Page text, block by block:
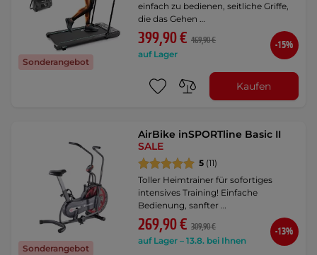
Sonderangebot
einfach zu bedienen, seitliche Griffe,
die das Gehen …
399,90 € 469,90 €
auf Lager
-15%
Kaufen
Sonderangebot
AirBike inSPORTline Basic II
SALE
5 (11)
Toller Heimtrainer für sofortiges
intensives Training! Einfache
Bedienung, sanfter …
269,90 € 309,90 €
auf Lager – 13.8. bei Ihnen
-13%